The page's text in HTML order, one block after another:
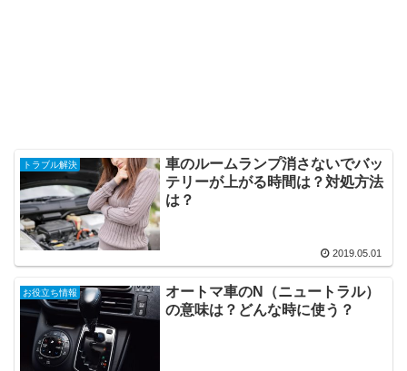
トラブル解決
車のルームランプ消さないでバッ
テリーが上がる時間は？対処方法
は？
2019.05.01
お役立ち情報
オートマ車のN（ニュートラル）
の意味は？どんな時に使う？